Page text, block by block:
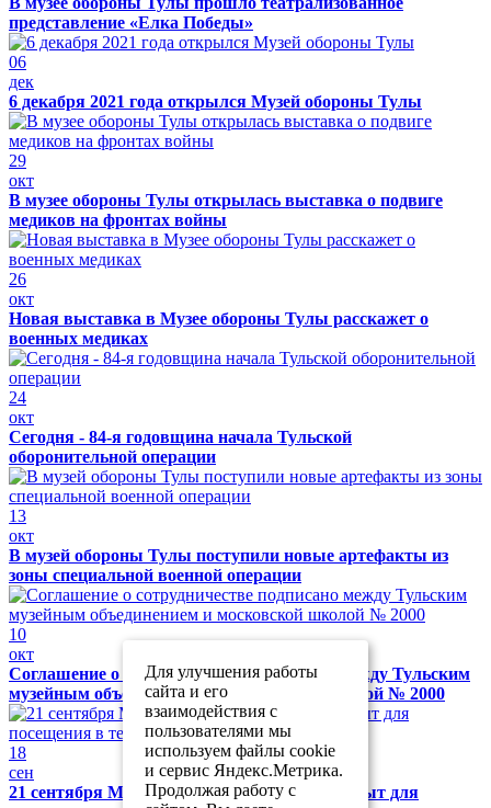
представление «Елка Победы»
06
дек
6 декабря 2021 года открылся Музей обороны Тулы
29
окт
В музее обороны Тулы открылась выставка о подвиге
медиков на фронтах войны
26
окт
Новая выставка в Музее обороны Тулы расскажет о
военных медиках
24
окт
Сегодня - 84-я годовщина начала Тульской
оборонительной операции
13
окт
В музей обороны Тулы поступили новые артефакты из
зоны специальной военной операции
10
окт
Соглашение о сотрудничестве подписано между Тульским
музейным объединением и московской школой № 2000
18
сен
21 сентября Музей обороны Тулы будет закрыт для
Для улучшения работы
сайта и его
взаимодействия с
пользователями мы
используем файлы cookie
и сервис Яндекс.Метрика.
Продолжая работу с